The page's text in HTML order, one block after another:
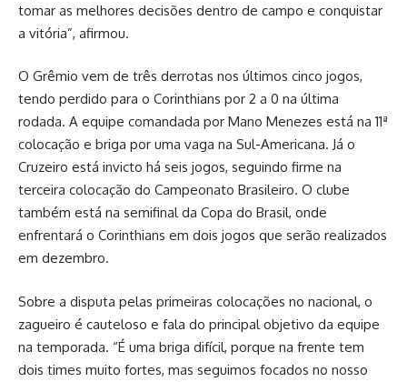
tomar as melhores decisões dentro de campo e conquistar
a vitória”, afirmou.
O Grêmio vem de três derrotas nos últimos cinco jogos,
tendo perdido para o Corinthians por 2 a 0 na última
rodada. A equipe comandada por Mano Menezes está na 11ª
colocação e briga por uma vaga na Sul-Americana. Já o
Cruzeiro está invicto há seis jogos, seguindo firme na
terceira colocação do Campeonato Brasileiro. O clube
também está na semifinal da Copa do Brasil, onde
enfrentará o Corinthians em dois jogos que serão realizados
em dezembro.
Sobre a disputa pelas primeiras colocações no nacional, o
zagueiro é cauteloso e fala do principal objetivo da equipe
na temporada. “É uma briga difícil, porque na frente tem
dois times muito fortes, mas seguimos focados no nosso